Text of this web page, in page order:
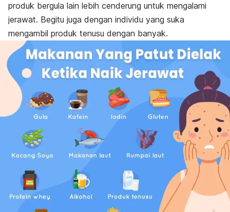
produk bergula lain lebih cenderung untuk mengalami
jerawat. Begitu juga dengan individu yang suka
mengambil produk tenusu dengan banyak.